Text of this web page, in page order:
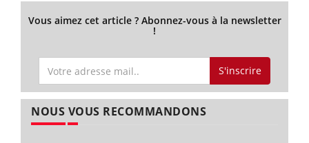
Vous aimez cet article ? Abonnez-vous à la newsletter
!
S'inscrire
NOUS VOUS RECOMMANDONS